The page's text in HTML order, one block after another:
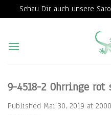
Schau Dir auch unsere
content
9-4518-2 Ohrringe
Published Mai 30, 2019 at